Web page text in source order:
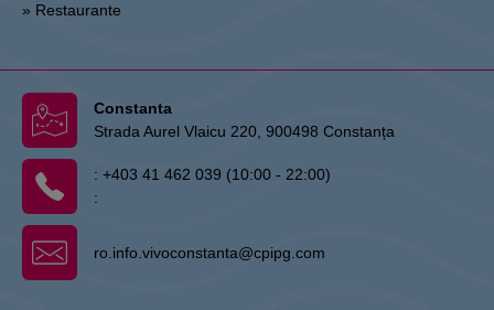
» Restaurante
Constanta
Strada Aurel Vlaicu 220, 900498 Constanța
: +403 41 462 039 (10:00 - 22:00)
:
ro.info.vivoconstanta@cpipg.com